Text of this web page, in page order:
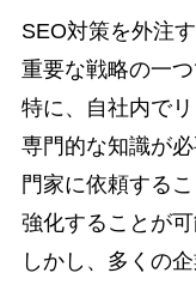
SEO対策を外注
重要な戦略の一つ
特に、自社内で
専門的な知識が
門家に依頼する
強化することが可
しかし、多くの